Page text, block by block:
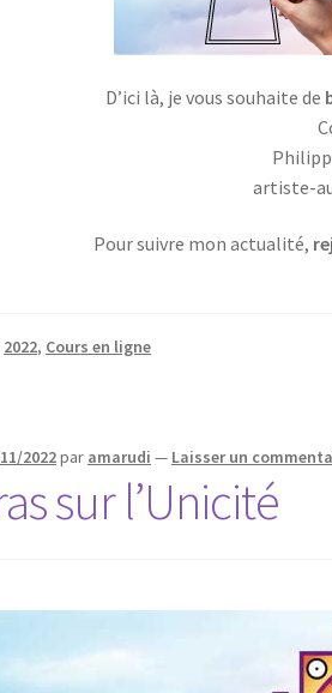
D’ici là, je vous souhaite de
artiste-
Pour suivre mon actualité,
2022, Cours en ligne
2022par amarudi — Laisser un
sur l’Unicité